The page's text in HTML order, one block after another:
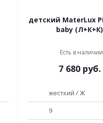
детский MaterLux Pinocchio
baby (Л+К+К)
Есть в наличии
7 680руб.
жесткий / Ж
9